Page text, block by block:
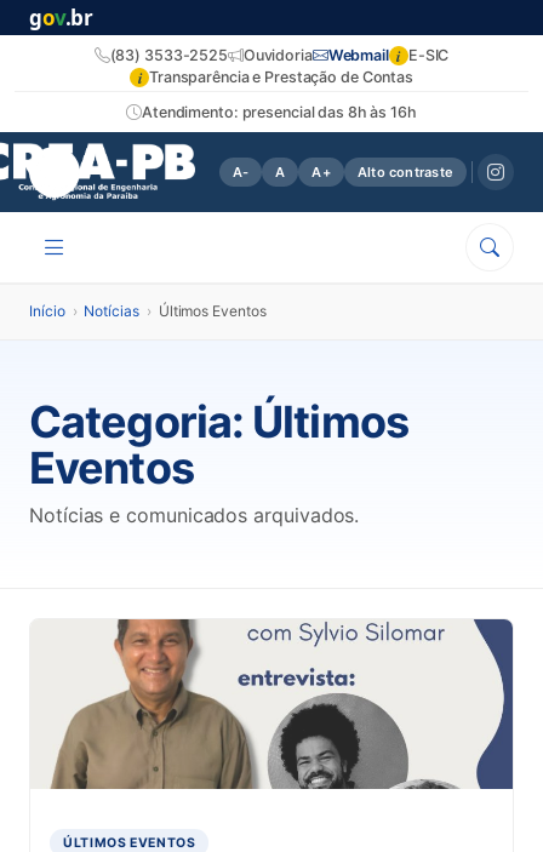
gov.br
Atendimento: presencial das 8h às 16h
(83) 3533-2525 Ouvidoria Webmail i E-SIC
i Transparência e Prestação de Contas
A- A A+ Alto contraste
Início › Notícias › Últimos Eventos
Categoria: Últimos
Eventos
Notícias e comunicados arquivados.
ÚLTIMOS EVENTOS